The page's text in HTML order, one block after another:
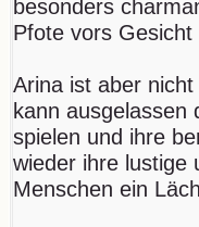
besonders
Pfote vors Gesicht
Arina ist aber
kann ausgelassen
spielen und ihre
wieder ihre lustige
Menschen ein